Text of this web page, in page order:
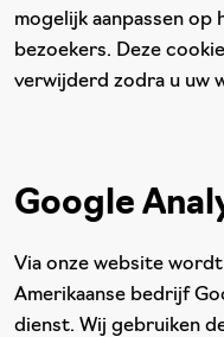
mogelijk aanpassen op
bezoekers. Deze
verwijderd zodra u uw
Google
Via onze website
Amerikaanse bedrijf
dienst. Wij gebruiken